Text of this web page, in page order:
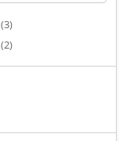
(3)
(2)